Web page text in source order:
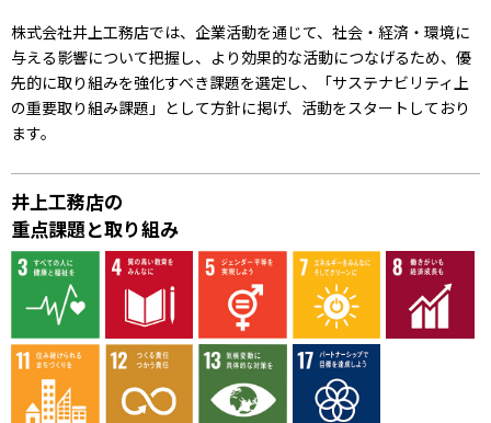
株式会社井上工務店では、企業活動を通じて、社会・経済・環境に
与える影響について把握し、より効果的な活動につなげるため、優
先的に取り組みを強化すべき課題を選定し、「サステナビリティ上
の重要取り組み課題」として方針に掲げ、活動をスタートしており
ます。
井上工務店の
重点課題と取り組み